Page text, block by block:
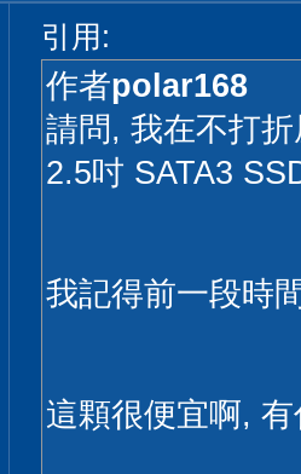
引用:
作者polar168
請問, 我在不打
2.5吋 SATA3
我記得前一段時
這顆很便宜啊,